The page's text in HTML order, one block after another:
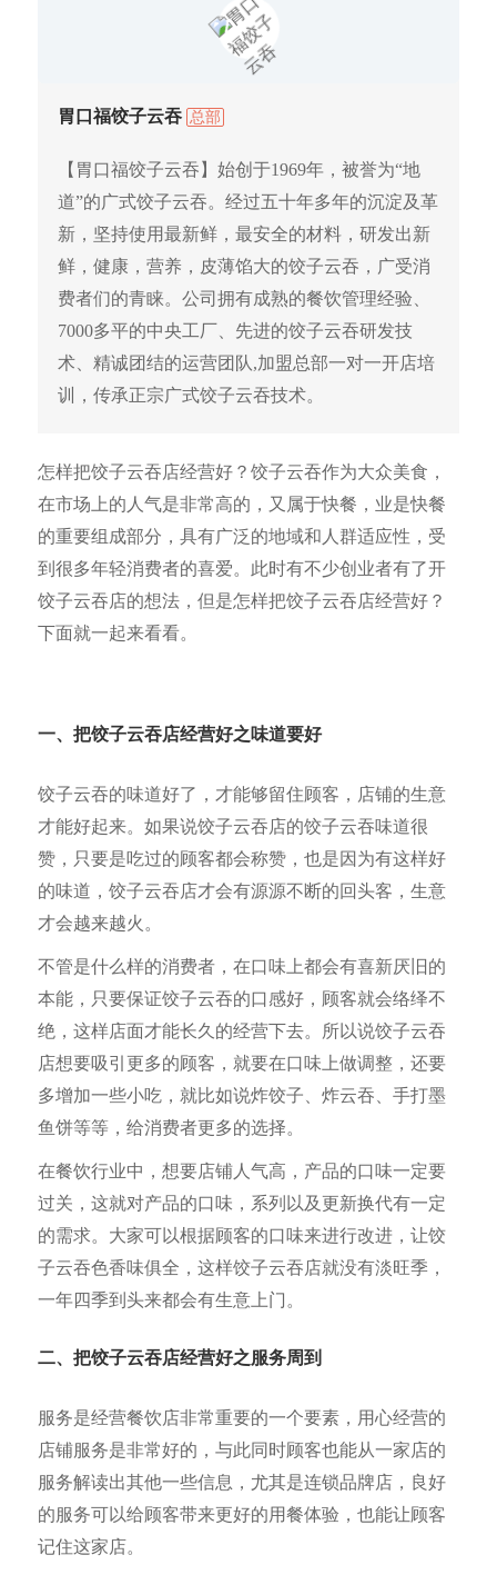
胃口福饺子云吞 总部
【胃口福饺子云吞】始创于1969年，被誉为“地
道”的广式饺子云吞。经过五十年多年的沉淀及革
新，坚持使用最新鲜，最安全的材料，研发出新
鲜，健康，营养，皮薄馅大的饺子云吞，广受消
费者们的青睐。公司拥有成熟的餐饮管理经验、
7000多平的中央工厂、先进的饺子云吞研发技
术、精诚团结的运营团队,加盟总部一对一开店培
训，传承正宗广式饺子云吞技术。
怎样把饺子云吞店经营好？饺子云吞作为大众美食，
在市场上的人气是非常高的，又属于快餐，业是快餐
的重要组成部分，具有广泛的地域和人群适应性，受
到很多年轻消费者的喜爱。此时有不少创业者有了开
饺子云吞店的想法，但是怎样把饺子云吞店经营好？
下面就一起来看看。
一、把饺子云吞店经营好之味道要好
饺子云吞的味道好了，才能够留住顾客，店铺的生意
才能好起来。如果说饺子云吞店的饺子云吞味道很
赞，只要是吃过的顾客都会称赞，也是因为有这样好
的味道，饺子云吞店才会有源源不断的回头客，生意
才会越来越火。
不管是什么样的消费者，在口味上都会有喜新厌旧的
本能，只要保证饺子云吞的口感好，顾客就会络绎不
绝，这样店面才能长久的经营下去。所以说饺子云吞
店想要吸引更多的顾客，就要在口味上做调整，还要
多增加一些小吃，就比如说炸饺子、炸云吞、手打墨
鱼饼等等，给消费者更多的选择。
在餐饮行业中，想要店铺人气高，产品的口味一定要
过关，这就对产品的口味，系列以及更新换代有一定
的需求。大家可以根据顾客的口味来进行改进，让饺
子云吞色香味俱全，这样饺子云吞店就没有淡旺季，
一年四季到头来都会有生意上门。
二、把饺子云吞店经营好之服务周到
服务是经营餐饮店非常重要的一个要素，用心经营的
店铺服务是非常好的，与此同时顾客也能从一家店的
服务解读出其他一些信息，尤其是连锁品牌店，良好
的服务可以给顾客带来更好的用餐体验，也能让顾客
记住这家店。